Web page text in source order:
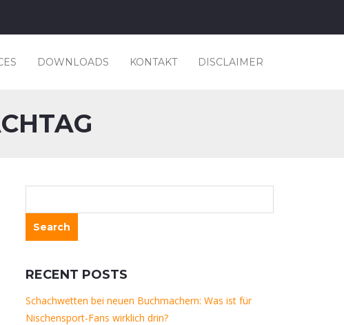
DOWNLOADS KONTAKT DISCLAIMER
RECENT POSTS
Schachwetten bei neuen Buchmachern: Was ist für
Nischensport-Fans wirklich drin?